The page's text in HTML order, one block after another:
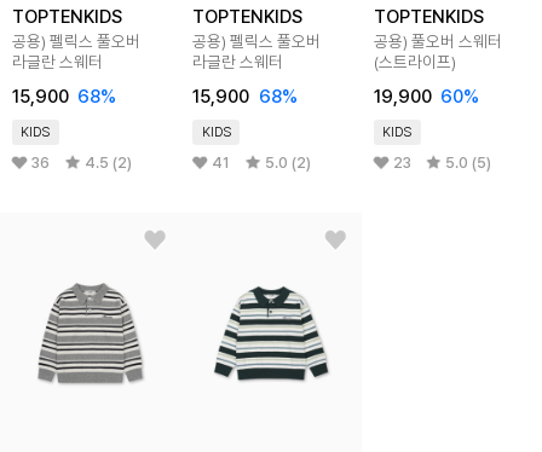
TOPTENKIDS
공용) 펠릭스 풀오버
라글란 스웨터
15,900 68%
KIDS
36 4.5 (2)
TOPTENKIDS
공용) 펠릭스 풀오버
라글란 스웨터
15,900 68%
KIDS
41 5.0 (2)
TOPTENKIDS
공용) 풀오버 스웨터
(스트라이프)
19,900 60%
KIDS
23 5.0 (5)